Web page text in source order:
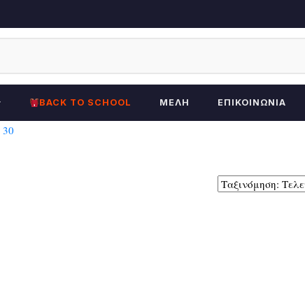
BACK TO SCHOOL ΜΈΛΗ ΕΠΙΚΟΙΝΩΝΊΑ
30